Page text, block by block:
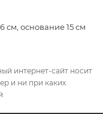
см, основание 15 см
интернет-сайт носит
и ни при каких